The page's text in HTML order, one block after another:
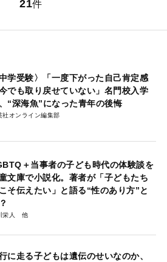
21件
中学受験〉「一度下がった自己肯定感
でも取り戻せていない」名門校入学
“深海魚”になった青年の後悔
社オンライン編集部
＋当事者の子ども時代の体験談を
文庫で小説化。著者が「子どもたち
そ伝えたい」と語る“性のあり方”と
栄人
に走る子どもは遺伝のせいなのか、